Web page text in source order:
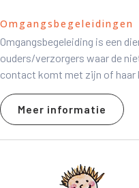
Omgangsbegeleidingen
Omgangsbegeleiding is een
ouders/verzorgers waar de
contact komt met zijn of haar
Meer informatie